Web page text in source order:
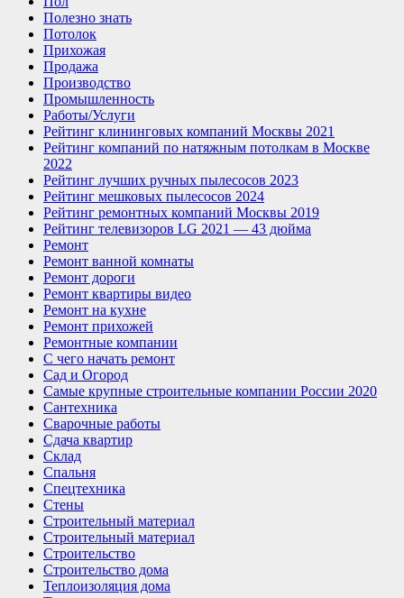
Полезно знать
Потолок
Прихожая
Продажа
Производство
Промышленность
Работы/Услуги
Рейтинг клининговых компаний Москвы 2021
Рейтинг компаний по натяжным потолкам в Москве
2022
Рейтинг лучших ручных пылесосов 2023
Рейтинг мешковых пылесосов 2024
Рейтинг ремонтных компаний Москвы 2019
Рейтинг телевизоров LG 2021 — 43 дюйма
Ремонт
Ремонт ванной комнаты
Ремонт дороги
Ремонт квартиры видео
Ремонт на кухне
Ремонт прихожей
Ремонтные компании
С чего начать ремонт
Сад и Огород
Самые крупные строительные компании России 2020
Сантехника
Сварочные работы
Сдача квартир
Склад
Спальня
Спецтехника
Стены
Строительный материал
Строительный материал
Строительство
Строительство дома
Теплоизоляция дома